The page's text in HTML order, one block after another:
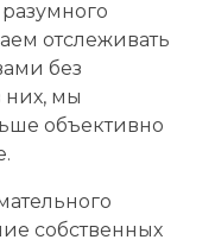
отслеживать
без
них, мы
объективно
собственных